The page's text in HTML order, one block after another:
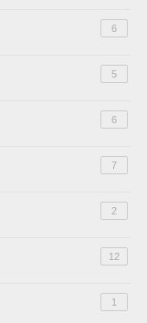
6
5
6
7
2
12
1